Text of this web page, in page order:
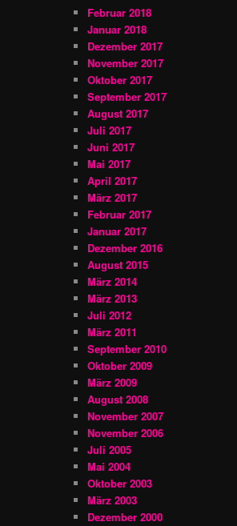
Februar 2018
Januar 2018
Dezember 2017
November 2017
Oktober 2017
September 2017
August 2017
Juli 2017
Juni 2017
Mai 2017
April 2017
März 2017
Februar 2017
Januar 2017
Dezember 2016
August 2015
März 2014
März 2013
Juli 2012
März 2011
September 2010
Oktober 2009
März 2009
August 2008
November 2007
November 2006
Juli 2005
Mai 2004
Oktober 2003
März 2003
Dezember 2000